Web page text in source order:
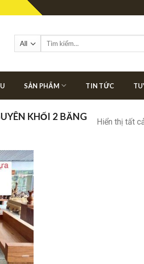
Tìm
SẢN PHẨM TIN TỨC
KHỐI 2 BĂNG
Hiển thị tất